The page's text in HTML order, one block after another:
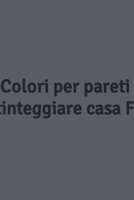
per pareti
casa